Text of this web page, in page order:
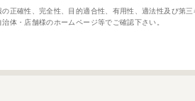
正確性、完全性、目的適合性、有用性、適法性及び第
体・店舗様のホームページ等でご確認下さい。